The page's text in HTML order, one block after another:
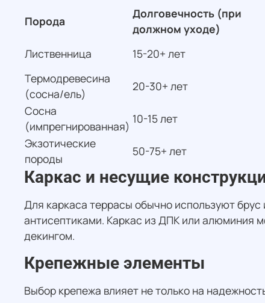
Порода
Долговечность (при
должном уходе)
Лиственница 15-20+ лет
Термодревесина
(сосна/ель)
20-30+ лет
Сосна
(импрегнированная)
10-15 лет
Экзотические
породы
50-75+ лет
Каркас и несущие
Для каркаса террасы обычно используют
антисептиками. Каркас из ДПК или алюминия
декингом.
Крепежные элементы
Выбор крепежа влияет не только на